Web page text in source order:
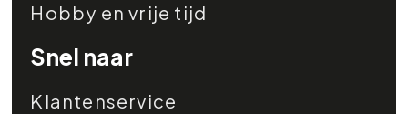
Hobby en vrije tijd
Snel naar
Klantenservice